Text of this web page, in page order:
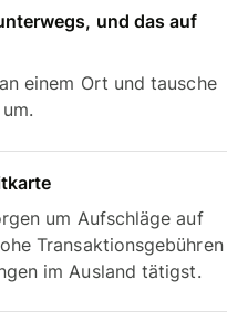
und das auf
einem Ort und tausche
um Aufschläge auf
Transaktionsgebühren
im Ausland tätigst.